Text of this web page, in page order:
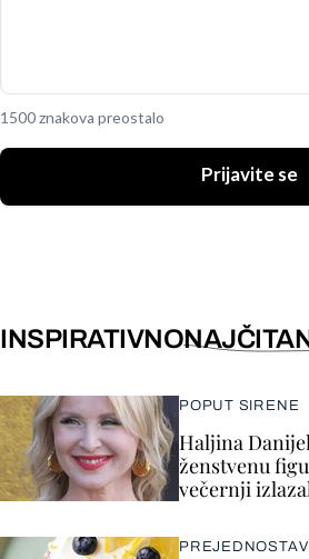
1500 znakova preostalo
Prijavite se
INSPIRATIVNO
POPUT SIRENE
Haljina
ženstvenu
večernji